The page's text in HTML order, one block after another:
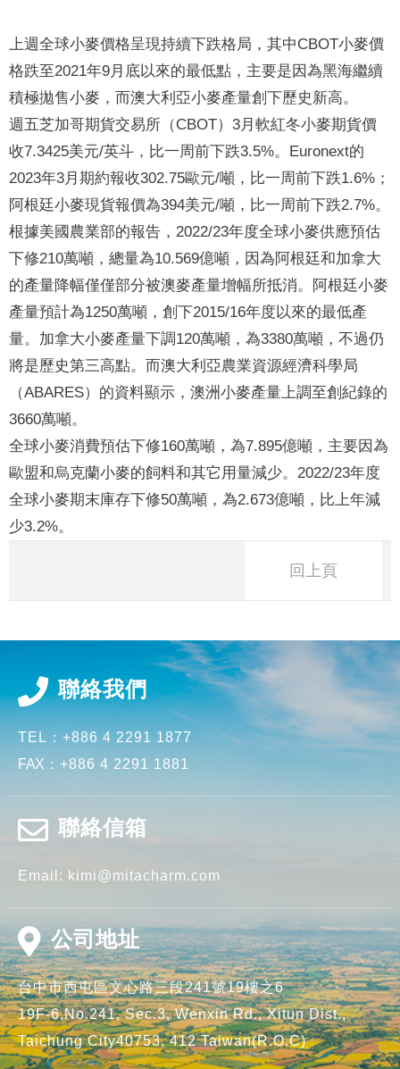
上週全球小麥價格呈現持續下跌格局，其中CBOT小麥價
格跌至2021年9月底以來的最低點，主要是因為黑海繼續
積極拋售小麥，而澳大利亞小麥產量創下歷史新高。
週五芝加哥期貨交易所（CBOT）3月軟紅冬小麥期貨價
收7.3425美元/英斗，比一周前下跌3.5%。Euronext的
2023年3月期約報收302.75歐元/噸，比一周前下跌1.6%；
阿根廷小麥現貨報價為394美元/噸，比一周前下跌2.7%。
根據美國農業部的報告，2022/23年度全球小麥供應預估
下修210萬噸，總量為10.569億噸，因為阿根廷和加拿大
的產量降幅僅僅部分被澳麥產量增幅所抵消。阿根廷小麥
產量預計為1250萬噸，創下2015/16年度以來的最低產
量。加拿大小麥產量下調120萬噸，為3380萬噸，不過仍
將是歷史第三高點。而澳大利亞農業資源經濟科學局
（ABARES）的資料顯示，澳洲小麥產量上調至創紀錄的
3660萬噸。
全球小麥消費預估下修160萬噸，為7.895億噸，主要因為
歐盟和烏克蘭小麥的飼料和其它用量減少。2022/23年度
全球小麥期末庫存下修50萬噸，為2.673億噸，比上年減
少3.2%。
回上頁
聯絡我們
TEL： +886 4 2291 1877
FAX ： +886 4 2291 1881
聯絡信箱
Email: kimi@mitacharm.com
公司地址
台中市西屯區文心路三段241號19樓之6
19F-6,No.241, Sec.3, Wenxin Rd., Xitun Dist.,
Taichung City40753, 412 Taiwan(R.O.C)